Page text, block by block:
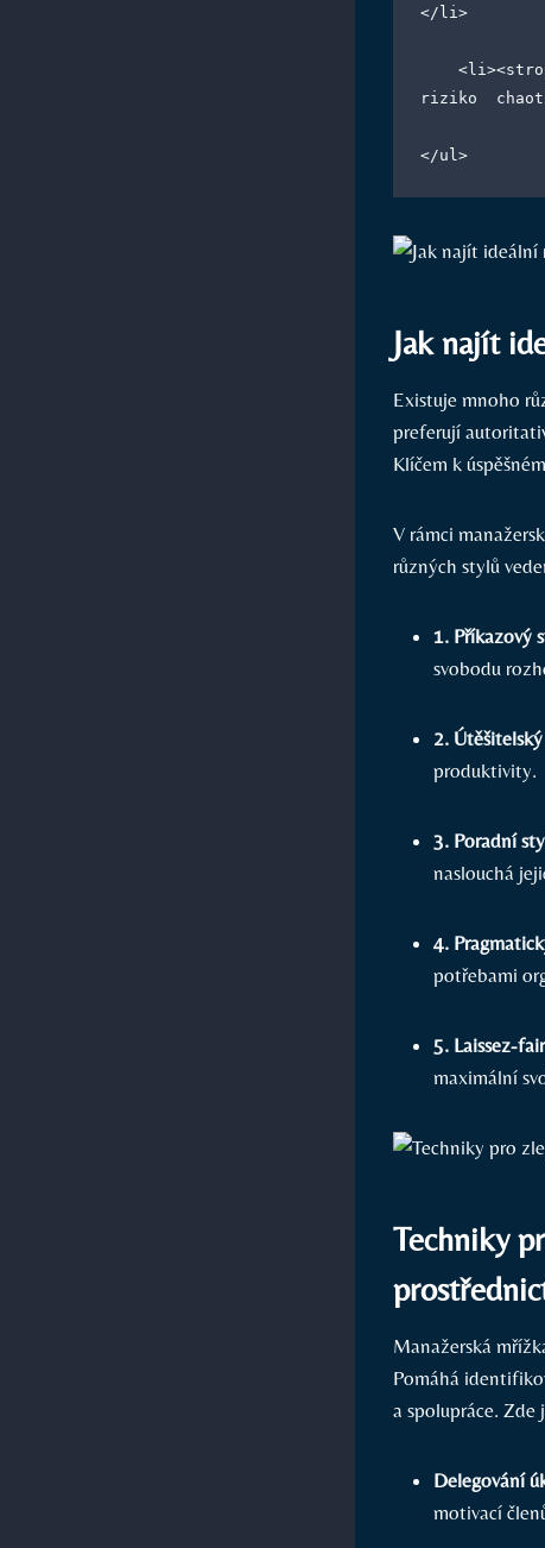
</li>
riziko
</ul>
Jak najít
Existuje mnoho
preferují
Klíčem k
V rámci
různých stylů
1. Příkazový
svobodu
2.
produktivity.
3. Poradní
naslouchá
4.
potřebami
5. Laissez-
maximální
Techniky
Manažerská
Pomáhá
a spolupráce.
Delegování
motivací